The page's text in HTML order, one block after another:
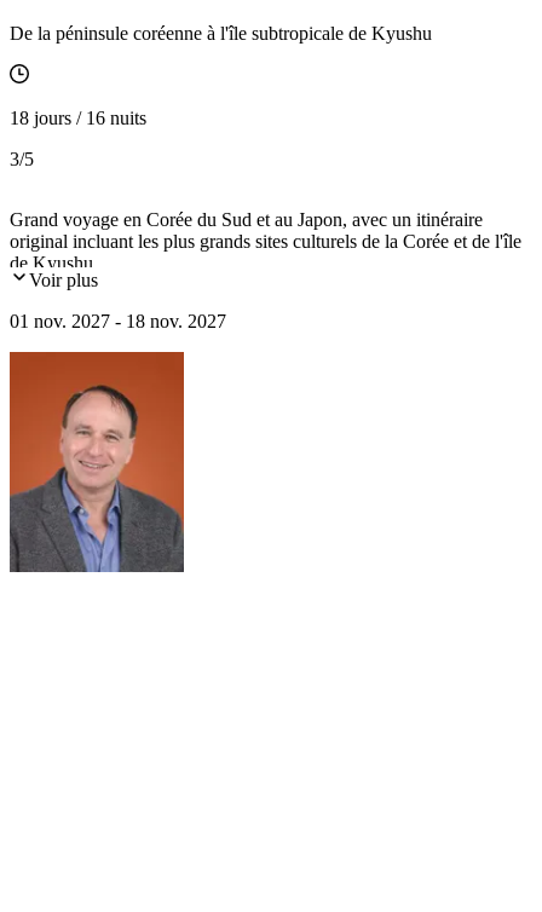
De la péninsule coréenne à l'île subtropicale de Kyushu
18 jours / 16 nuits
3/5
Grand voyage en Corée du Sud et au Japon, avec un itinéraire
original incluant les plus grands sites culturels de la Corée et de l'île
de Kyushu.
Voir plus
01 nov. 2027 - 18 nov. 2027